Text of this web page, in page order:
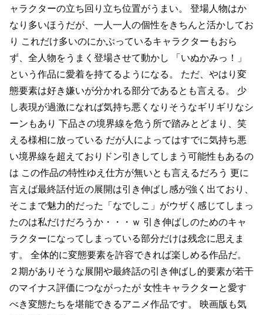
ャラクターの立ち回り立ち位置がうまい。
登場人物はか
なり多いほうだが、一人一人の個性をきちんと活かしてお
り これだけ多いのにかぶっているキャラクターもおら
ず、全人物をうまく登場させて動かし
「いぬかみっ！」
という作品に愛着を持てるようになる。
ただ、やはり変
態要素は好き嫌いが分かれる部分であるとも言える。
少
し表現が過激になれば気持ち悪くなりそうなギリギリなシ
ーンもあり 下品さの境界線を危う所で踏みとどまり、笑
える様相に放っている だが人によってはすでに気持ち悪
い境界線を超えておりドン引きしてしまう可能性もあるの
は この作品の特性ゆえ仕方が無いとも言えるだろう 更に
言えば最終話付近の展開は引き伸ばし感が強く出ており、
そこまで魅力的だった「なでしこ」がウザく感じてしまっ
たのは私だけだろうか・・・ｗ 引き伸ばしのためのキャ
ラクターになってしまっている部分だけは残念に思えま
す。
全体的に変態要素を許容できれば楽しめる作品だ。
２期がありそうな展開や最終話の引き伸ばし的要素が若干
のマイナス評価につながったが 女性キャラクターと愛す
べき変態たちを堪能できるアニメ作品です。
映画版も気